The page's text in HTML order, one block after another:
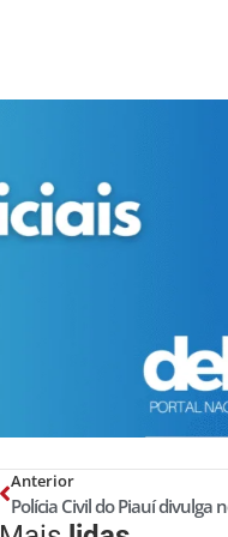
Anterior